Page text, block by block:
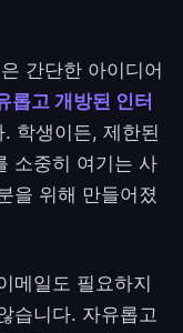
간단한 아이디어
롭고 개방된 인터
학생이든, 제한된
소중히 여기는 사
을 위해 만들어졌
메일도 필요하지
습니다. 자유롭고